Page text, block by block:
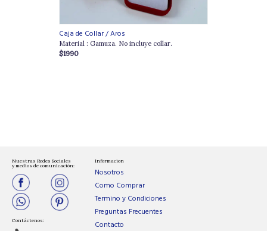
Caja de Collar / Aros
Material : Gamuza. No incluye collar.
$1990
Nuestras Redes Sociales
y medios de comunicación:
Contáctenos:
Informacion
Nosotros
Como Comprar
Termino y Condiciones
Preguntas Frecuentes
Contacto